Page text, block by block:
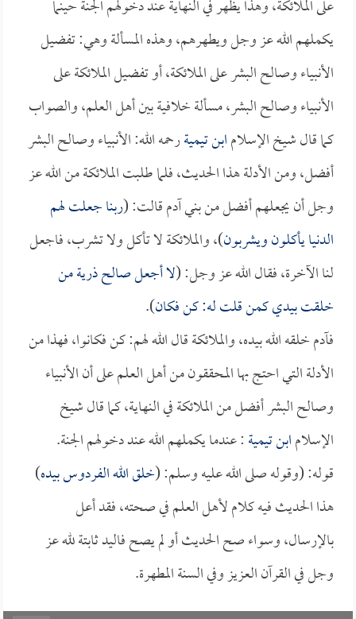
على الملائكة، وهذا يظهر في النهاية عند دخولهم الجنة حينما
يكملهم الله عز وجل ويطهرهم، وهذه المسألة وهي: تفضيل
الأنبياء وصالح البشر على الملائكة، أو تفضيل الملائكة على
الأنبياء وصالح البشر، مسألة خلافية بين أهل العلم، والصواب
كما قال شيخ الإسلامابن تيميةرحمه الله: الأنبياء وصالح البشر
أفضل، ومن الأدلة هذا الحديث، فلما طلبت الملائكة من الله عز
وجل أن يجعلهم أفضل من بني آدم قالت: (ربنا جعلت لهم
الدنيا يأكلون ويشربون)، والملائكة لا تأكل ولا تشرب، فاجعل
لنا الآخرة، فقال الله عز وجل: (لا أجعل صالح ذرية من
خلقت بيدي كمن قلت له: كن فكان).
فآدم خلقه الله بيده، والملائكة قال الله لهم: كن فكانوا، فهذا من
الأدلة التي احتج بها المحققون من أهل العلم على أن الأنبياء
وصالح البشر أفضل من الملائكة في النهاية، كما قال شيخ
الإسلامابن تيمية: عندما يكملهم الله عند دخولهم الجنة.
قوله: (وقوله صلى الله عليه وسلم: (خلق الله الفردوس بيده)
هذا الحديث فيه كلام لأهل العلم في صحته، فقد أعل
بالإرسال، وسواء صح الحديث أو لم يصح فاليد ثابتة لله عز
وجل في القرآن العزيز وفي السنة المطهرة.